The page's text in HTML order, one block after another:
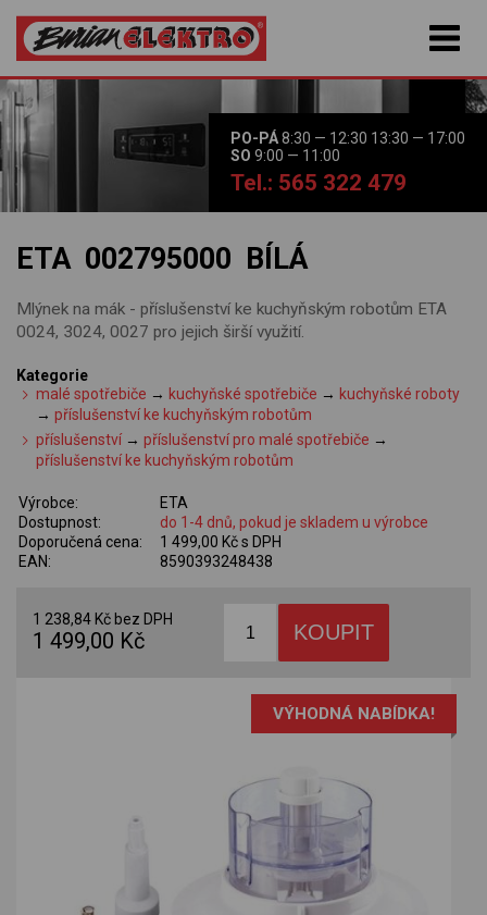
PO-PÁ8:30 — 12:30 13:30 — 17:00
SO 9:00 — 11:00
Tel.: 565 322 479
ETA 002795000 BÍLÁ
Mlýnek na mák - příslušenství ke kuchyňským robotům ETA
0024, 3024, 0027 pro jejich širší využití.
Kategorie
malé spotřebiče → kuchyňské spotřebiče → kuchyňské roboty
→příslušenství ke kuchyňským robotům
příslušenství →příslušenství pro malé spotřebiče →
příslušenství ke kuchyňským robotům
Výrobce:
ETA
Dostupnost:
do 1-4 dnů, pokud je skladem u výrobce
Doporučená cena:
1 499,00 Kč s DPH
EAN:
8590393248438
1 238,84 Kč bez DPH
1 499,00 Kč
VÝHODNÁ NABÍDKA!